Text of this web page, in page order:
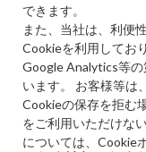
できます。
また、当社は、利便
Cookieを利用してお
Google Analytics等
います。 お客様等は
Cookieの保存を拒む
をご利用いただけな
については、Cookie